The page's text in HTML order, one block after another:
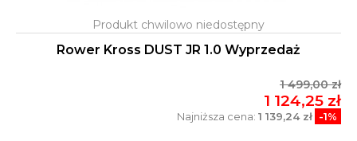
Rower Kross DUST JR 1.0 Wyprzedaż
1 499,00 zł
1 124,25 zł
Najniższa cena: 1 139,24 zł -1%